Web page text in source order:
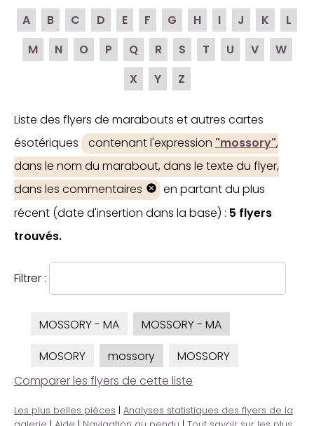
A B C D E F G H I J K
L
M
N O P Q R S T U V
W
X
Y Z
Liste des flyers de marabouts et autres cartes
ésotériques
contenant l'expression "mossory",
dans le nom du marabout, dans le texte du flyer,
dans les commentaires
en partant du plus
récent (date d'insertion dans la base) : 5 flyers
trouvés.
Filtrer :
MOSSORY - MA
MOSSORY - MA
MOSORY
mossory
MOSSORY
Comparer les flyers de cette liste
Les plus belles pièces | Analyses statistiques des flyers de la